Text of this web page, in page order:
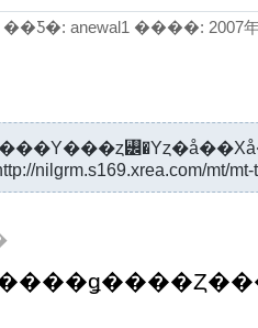
��Ƽ�: anewal1 ����: 2007年
nilgrm.s169.xrea.com/mt/